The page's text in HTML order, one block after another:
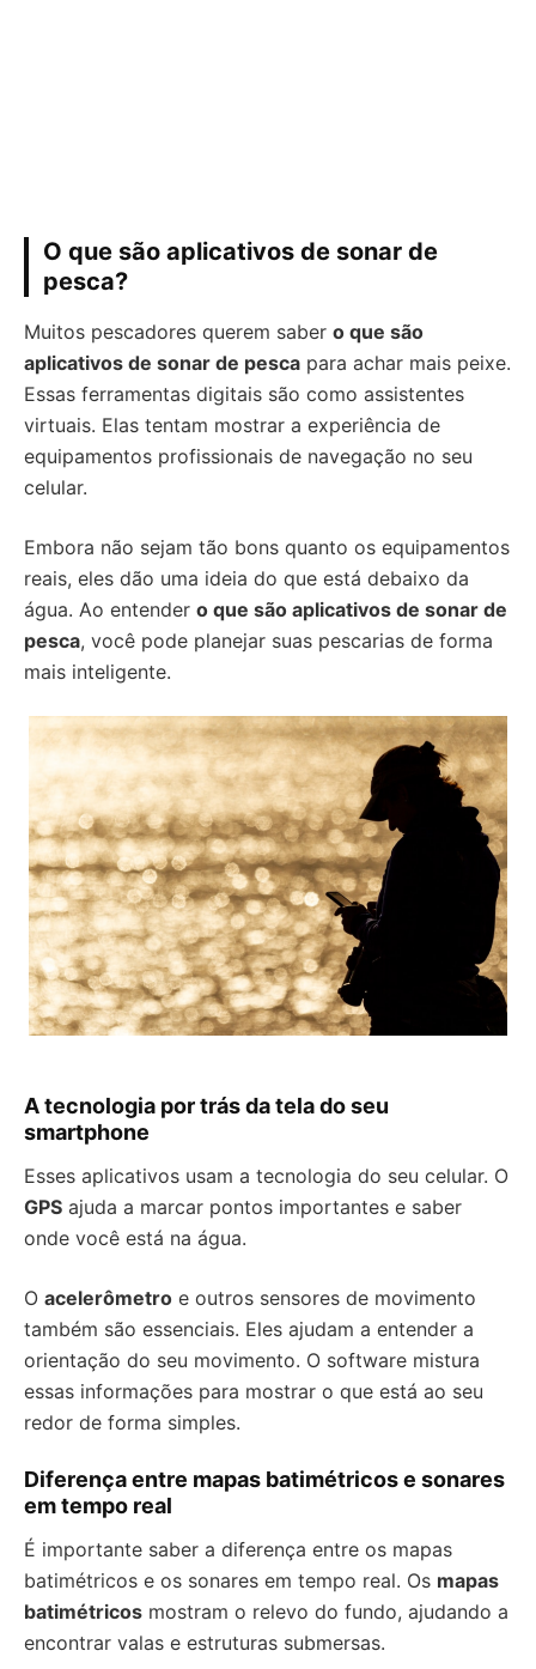
O que são aplicativos de sonar de
pesca?
Muitos pescadores querem saber o que são
aplicativos de sonar de pesca para achar mais peixe.
Essas ferramentas digitais são como assistentes
virtuais. Elas tentam mostrar a experiência de
equipamentos profissionais de navegação no seu
celular.
Embora não sejam tão bons quanto os equipamentos
reais, eles dão uma ideia do que está debaixo da
água. Ao entender o que são aplicativos de sonar de
pesca, você pode planejar suas pescarias de forma
mais inteligente.
A tecnologia por trás da tela do seu
smartphone
Esses aplicativos usam a tecnologia do seu celular. O
GPS ajuda a marcar pontos importantes e saber
onde você está na água.
O acelerômetro e outros sensores de movimento
também são essenciais. Eles ajudam a entender a
orientação do seu movimento. O software mistura
essas informações para mostrar o que está ao seu
redor de forma simples.
Diferença entre mapas batimétricos e sonares
em tempo real
É importante saber a diferença entre os mapas
batimétricos e os sonares em tempo real. Os mapas
batimétricos mostram o relevo do fundo, ajudando a
encontrar valas e estruturas submersas.